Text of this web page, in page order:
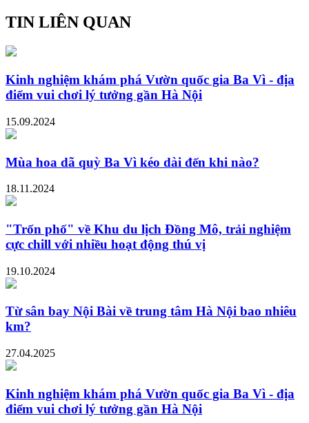
TIN LIÊN QUAN
Kinh nghiệm khám phá Vườn quốc gia Ba Vì - địa
điểm vui chơi lý tưởng gần Hà Nội
15.09.2024
Mùa hoa dã quỳ Ba Vì kéo dài đến khi nào?
18.11.2024
"Trốn phố" về Khu du lịch Đồng Mô, trải nghiệm
cực chill với nhiều hoạt động thú vị
19.10.2024
Từ sân bay Nội Bài về trung tâm Hà Nội bao nhiêu
km?
27.04.2025
Kinh nghiệm khám phá Vườn quốc gia Ba Vì - địa
điểm vui chơi lý tưởng gần Hà Nội